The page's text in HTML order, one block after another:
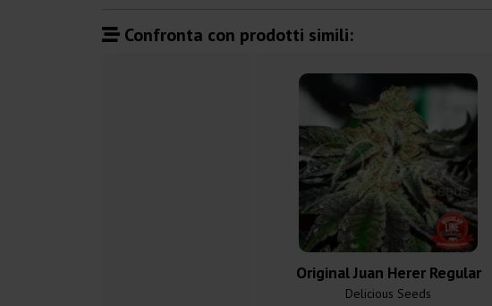
Confronta con prodotti simili:
Original Juan Herer Regular
Delicious Seeds